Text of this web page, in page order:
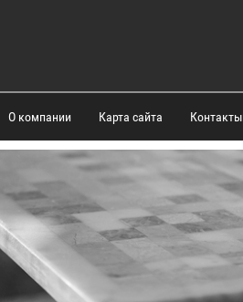
О компании Карта сайта Контакты